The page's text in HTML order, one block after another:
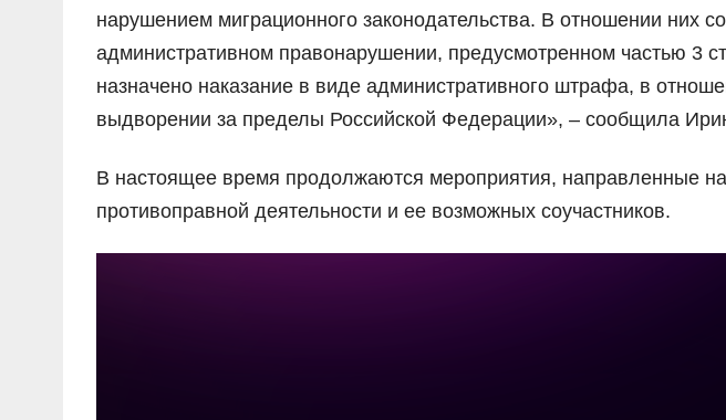
нарушением миграционного законодательства. В отношении них
административном правонарушении, предусмотренном частью 3
назначено наказание в виде административного штрафа, в
выдворении за пределы Российской Федерации», – сообщила
В настоящее время продолжаются мероприятия, направленные
противоправной деятельности и ее возможных соучастников.